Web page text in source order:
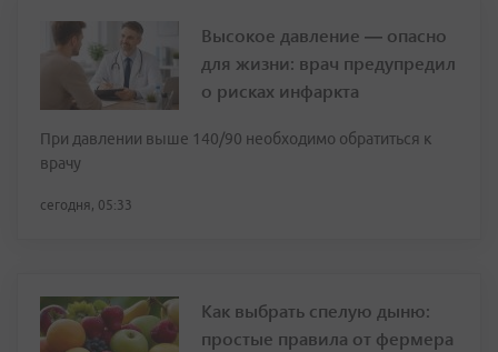
Высокое давление — опасно
для жизни: врач предупредил
о рисках инфаркта
При давлении выше 140/90 необходимо обратиться к
врачу
сегодня, 05:33
Как выбрать спелую дыню:
простые правила от фермера